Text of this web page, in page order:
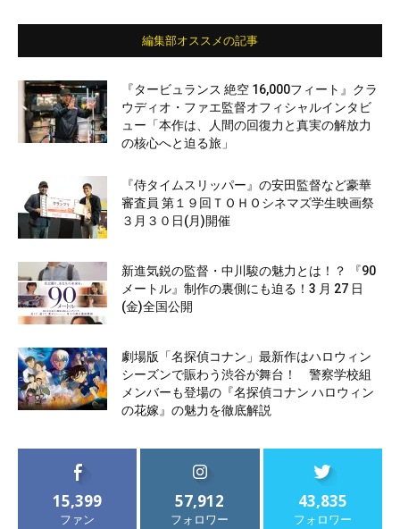
編集部オススメの記事
『タービュランス 絶空 16,000フィート』クラ
ウディオ・ファエ監督オフィシャルインタビ
ュー「本作は、人間の回復力と真実の解放力
の核心へと迫る旅」
『侍タイムスリッパー』の安田監督など豪華
審査員 第１９回ＴＯＨＯシネマズ学生映画祭
３月３０日(月)開催
新進気鋭の監督・中川駿の魅力とは！？ 『90
メートル』制作の裏側にも迫る！3 月 27 日
(金)全国公開
劇場版「名探偵コナン」最新作はハロウィン
シーズンで賑わう渋谷が舞台！ 警察学校組
メンバーも登場の『名探偵コナン ハロウィン
の花嫁』の魅力を徹底解説
15,399
ファン
57,912
フォロワー
43,835
フォロワー